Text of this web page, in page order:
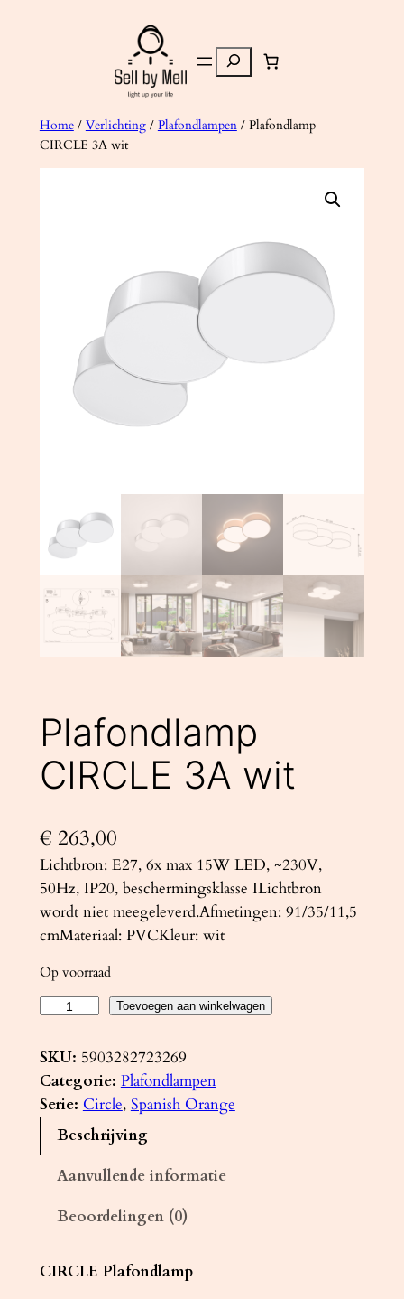
Zoeken
Home/ Verlichting/ Plafondlampen/ Plafondlamp
CIRCLE 3A wit
Plafondlamp
CIRCLE 3A wit
€ 263,00
Lichtbron: E27, 6x max 15W LED, ~230V,
50Hz, IP20, beschermingsklasse ILichtbron
wordt niet meegeleverd.Afmetingen: 91/35/11,5
cmMateriaal: PVCKleur: wit
Op voorraad
a
f
o
C
Toevoegen aan winkelwagen
SKU: 5903282723269
Categorie: Plafondlampen
Serie: Circle, Spanish Orange
Beschrijving
Aanvullende informatie
Beoordelingen (0)
CIRCLE Plafondlamp